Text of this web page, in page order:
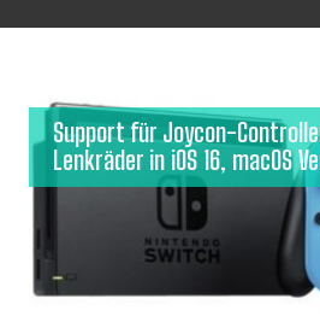
Support für Joycon-
Lenkräder in iOS 16, macOS